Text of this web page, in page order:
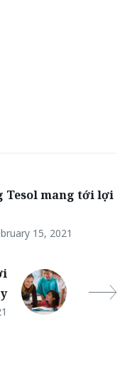
Tesol mang tới lợi
15, 2021